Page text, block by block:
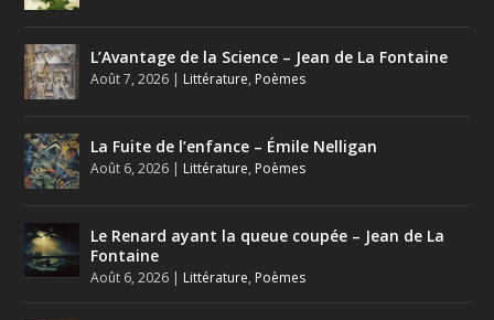
L’Avantage de la Science – Jean de La Fontaine
Août 7, 2026 | Littérature, Poèmes
La Fuite de l’enfance – Émile Nelligan
Août 6, 2026 | Littérature, Poèmes
Le Renard ayant la queue coupée – Jean de La
Fontaine
Août 6, 2026 | Littérature, Poèmes